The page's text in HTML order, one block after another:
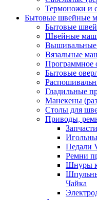
Термоножи и
Бытовые швейные
Бытовые
Швейные
Вязальные
Программное
Бытовые
Гладильные
Манекены
Столы для
Приводы,
Педали
Ремни
Шнуры к
Чайка